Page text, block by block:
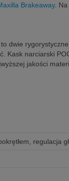
Brakeaway. Na
to dwie
Kask narciarski
jakości
regulacja